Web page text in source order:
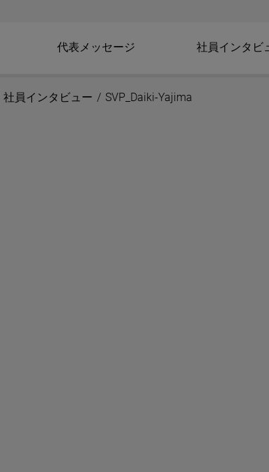
代表メッセージ 社員インタビ
社員インタビュー / SVP_Daiki-Yajima